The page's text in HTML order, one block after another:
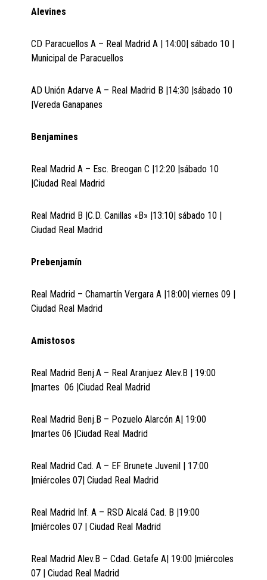
Alevines
CD Paracuellos A – Real Madrid A | 14:00| sábado 10 |
Municipal de Paracuellos
AD Unión Adarve A – Real Madrid B |14:30 |sábado 10
|Vereda Ganapanes
Benjamines
Real Madrid A – Esc. Breogan C |12:20 |sábado 10
|Ciudad Real Madrid
Real Madrid B |C.D. Canillas «B» |13:10| sábado 10 |
Ciudad Real Madrid
Prebenjamín
Real Madrid – Chamartín Vergara A |18:00| viernes 09 |
Ciudad Real Madrid
Amistosos
Real Madrid Benj.A – Real Aranjuez Alev.B | 19:00
|martes 06 |Ciudad Real Madrid
Real Madrid Benj.B – Pozuelo Alarcón A| 19:00
|martes 06 |Ciudad Real Madrid
Real Madrid Cad. A – EF Brunete Juvenil | 17:00
|miércoles 07| Ciudad Real Madrid
Real Madrid Inf. A – RSD Alcalá Cad. B |19:00
|miércoles 07 | Ciudad Real Madrid
Real Madrid Alev.B – Cdad. Getafe A| 19:00 |miércoles
07 | Ciudad Real Madrid